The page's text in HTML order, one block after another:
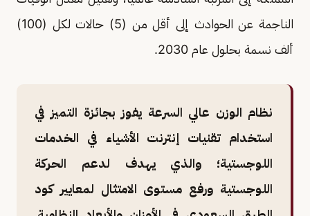
الناجمة عن الحوادث إلى أقل من (5) حالات لكل (100)
ألف نسمة بحلول عام 2030.
نظام الوزن عالي السرعة يفوز بجائزة التميز في
استخدام تقنيات إنترنت الأشياء في الخدمات
اللوجستية؛ والذي يهدف لدعم الحركة
اللوجستية ورفع مستوى الامتثال لمعايير كود